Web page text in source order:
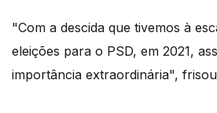
"Com a descida que tivemos à
eleições para o PSD, em 2021,
importância extraordinária",